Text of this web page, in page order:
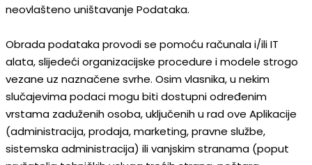
neovlašteno uništavanje Podataka.
Obrada podataka provodi se pomoću računala i/ili IT
alata, slijedeći organizacijske procedure i modele strogo
vezane uz naznačene svrhe. Osim vlasnika, u nekim
slučajevima podaci mogu biti dostupni određenim
vrstama zaduženih osoba, uključenih u rad ove Aplikacije
(administracija, prodaja, marketing, pravne službe,
sistemska administracija) ili vanjskim stranama (poput